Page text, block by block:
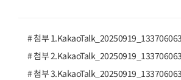
# 첨부
# 첨부
# 첨부